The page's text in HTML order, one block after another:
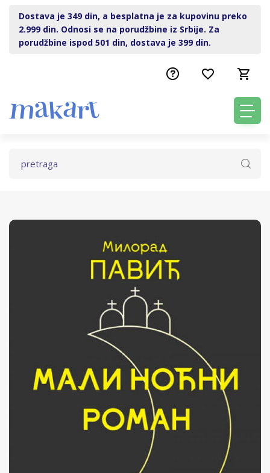
Dostava je 349 din, a besplatna je za kupovinu preko
2.999 din. Odnosi se na porudžbine iz Srbije. Za
porudžbine ispod 501 din, dostava je 399 din.